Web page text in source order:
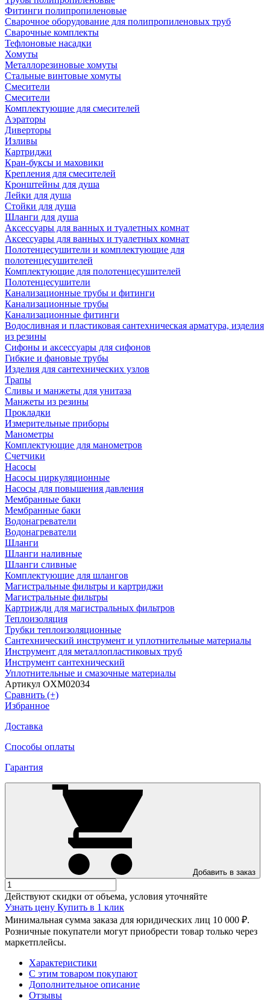
Фитинги полипропиленовые
Сварочное оборудование для полипропиленовых труб
Сварочные комплекты
Тефлоновые насадки
Хомуты
Металлорезиновые хомуты
Стальные винтовые хомуты
Смесители
Смесители
Комплектующие для смесителей
Аэраторы
Диверторы
Изливы
Картриджи
Кран-буксы и маховики
Крепления для смесителей
Кронштейны для душа
Лейки для душа
Стойки для душа
Шланги для душа
Аксессуары для ванных и туалетных комнат
Аксессуары для ванных и туалетных комнат
Полотенцесушители и комплектующие для
полотенцесушителей
Комплектующие для полотенцесушителей
Полотенцесушители
Канализационные трубы и фитинги
Канализационные трубы
Канализационные фитинги
Водосливная и пластиковая сантехническая арматура, изделия
из резины
Сифоны и аксессуары для сифонов
Гибкие и фановые трубы
Изделия для сантехнических узлов
Трапы
Сливы и манжеты для унитаза
Манжеты из резины
Прокладки
Измерительные приборы
Манометры
Комплектующие для манометров
Счетчики
Насосы
Насосы циркуляционные
Насосы для повышения давления
Мембранные баки
Мембранные баки
Водонагреватели
Водонагреватели
Шланги
Шланги наливные
Шланги сливные
Комплектующие для шлангов
Магистральные фильтры и картриджи
Магистральные фильтры
Картрижди для магистральных фильтров
Теплоизоляция
Трубки теплоизоляционные
Сантехнический инструмент и уплотнительные материалы
Инструмент для металлопластиковых труб
Инструмент сантехнический
Уплотнительные и смазочные материалы
Артикул OXM02034
Сравнить (+)
Избранное
Доставка
Способы оплаты
Гарантия
Добавить в заказ
Действуют скидки от объема, условия уточняйте
Узнать цену Купить в 1 клик
Минимальная сумма заказа для юридических лиц 10 000 ₽.
Розничные покупатели могут приобрести товар только через
маркетплейсы.
Характеристики
С этим товаром покупают
Дополнительное описание
Отзывы